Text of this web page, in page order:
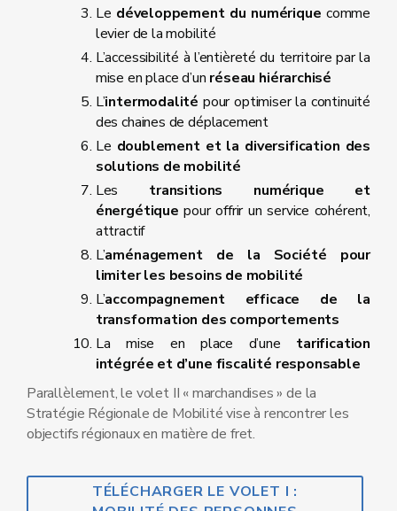
Le développement du numérique comme
levier de la mobilité
L’accessibilité à l’entièreté du territoire par la
mise en place d’un réseau hiérarchisé
L’intermodalité pour optimiser la continuité
des chaines de déplacement
Le doublement et la diversification des
solutions de mobilité
Les transitions numérique et
énergétique pour offrir un service cohérent,
attractif
L’aménagement de la Société
pour
limiter les besoins de mobilité
L’accompagnement
efficace de la
transformation des comportements
La mise en place d’une tarification
intégrée et d’une fiscalité responsable
Parallèlement, le volet II « marchandises » de la
Stratégie Régionale de Mobilité vise à rencontrer les
objectifs régionaux en matière de fret.
TÉLÉCHARGER LE VOLET I :